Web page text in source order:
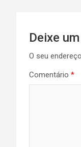
de
Post
Deixe
O seu
Comentário *